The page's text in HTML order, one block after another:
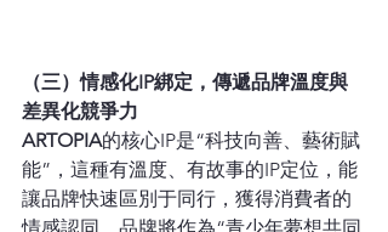
（三）情感化IP綁定，傳遞品牌溫度與
差異化競爭力
ARTOPIA的核心IP是“科技向善、藝術賦
能”，這種有溫度、有故事的IP定位，能
讓品牌快速區別于同行，獲得消費者的